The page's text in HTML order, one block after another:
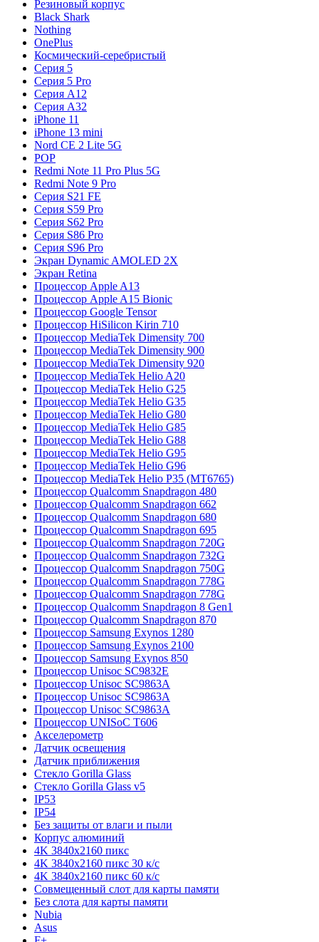
Резиновый корпус
Black Shark
Nothing
OnePlus
Космический-серебристый
Серия 5
Серия 5 Pro
Серия A12
Серия A32
iPhone 11
iPhone 13 mini
Nord CE 2 Lite 5G
POP
Redmi Note 11 Pro Plus 5G
Redmi Note 9 Pro
Серия S21 FE
Серия S59 Pro
Серия S62 Pro
Серия S86 Pro
Серия S96 Pro
Экран Dynamic AMOLED 2X
Экран Retina
Процессор Apple A13
Процессор Apple A15 Bionic
Процессор Google Tensor
Процессор HiSilicon Kirin 710
Процессор MediaTek Dimensity 700
Процессор MediaTek Dimensity 900
Процессор MediaTek Dimensity 920
Процессор MediaTek Helio A20
Процессор MediaTek Helio G25
Процессор MediaTek Helio G35
Процессор MediaTek Helio G80
Процессор MediaTek Helio G85
Процессор MediaTek Helio G88
Процессор MediaTek Helio G95
Процессор MediaTek Helio G96
Процессор MediaTek Helio P35 (MT6765)
Процессор Qualcomm Snapdragon 480
Процессор Qualcomm Snapdragon 662
Процессор Qualcomm Snapdragon 680
Процессор Qualcomm Snapdragon 695
Процессор Qualcomm Snapdragon 720G
Процессор Qualcomm Snapdragon 732G
Процессор Qualcomm Snapdragon 750G
Процессор Qualcomm Snapdragon 778G
Процессор Qualcomm Snapdragon 778G
Процессор Qualcomm Snapdragon 8 Gen1
Процессор Qualcomm Snapdragon 870
Процессор Samsung Exynos 1280
Процессор Samsung Exynos 2100
Процессор Samsung Exynos 850
Процессор Unisoc SC9832E
Процессор Unisoc SC9863A
Процессор Unisoc SC9863A
Процессор Unisoc SC9863A
Процессор UNISoC T606
Акселерометр
Датчик освещения
Датчик приближения
Стекло Gorilla Glass
Стекло Gorilla Glass v5
IP53
IP54
Без защиты от влаги и пыли
Корпус алюминий
4K 3840x2160 пикс
4K 3840x2160 пикс 30 к/с
4K 3840x2160 пикс 60 к/с
Совмещенный слот для карты памяти
Без слота для карты памяти
Nubia
Asus